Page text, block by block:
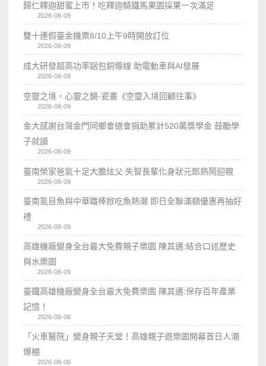
歸仁釋迦甜蜜上市！吃釋迦騎鐵馬果園採果一次滿足
2026-08-09
雙十連假臺金機票8/10上午9時開放訂位
2026-08-09
成大研發超高功率鋁包銅導線 助電動車與AI發展
2026-08-09
空靈之境，心靈之鏡-瓷畫《空𩆜入境回顧往事》
2026-08-09
金大感謝台灣金門同鄉會總會捐助累計520萬獎學金 鼓勵學
子就讀
2026-08-09
臺南榮家爸氣十足大膽炫父 失智長輩化身狀元郎熱鬧迎親
2026-08-09
臺南虱目魚與中華職棒掀吃魚熱潮 即日全聯滿額優惠再抽好
禮
2026-08-09
高雄機廠變身全台最大免費親子樂園 陳其邁:結合口述歷史
與水樂園
2026-08-09
臺鐵高雄機廠變身全台最大免費樂園 陳其邁:保存百年產業
記憶！
2026-08-08
「火車醫院」變身親子天堂！高雄親子遊樂園開幕首日人潮
爆棚
2026-08-08